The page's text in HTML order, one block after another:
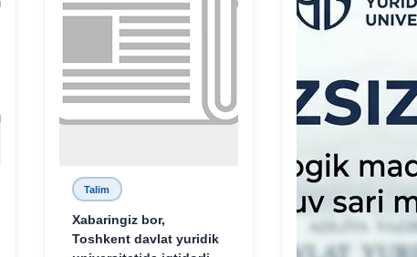
Talim
Xabaringiz bor,
Toshkent davlat yuridik